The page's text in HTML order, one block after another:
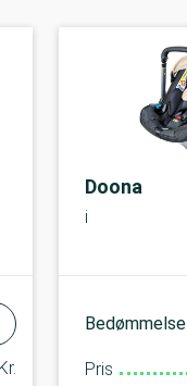
Doona
i
Bedømmelse
Pris